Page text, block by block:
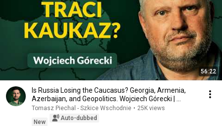
56:22
Is Russia Losing the Caucasus? Georgia, Armenia,
Azerbaijan, and Geopolitics. Wojciech Górecki | ...
Tomasz Piechal - Szkice Wschodnie • 25K views
New
Auto-dubbed